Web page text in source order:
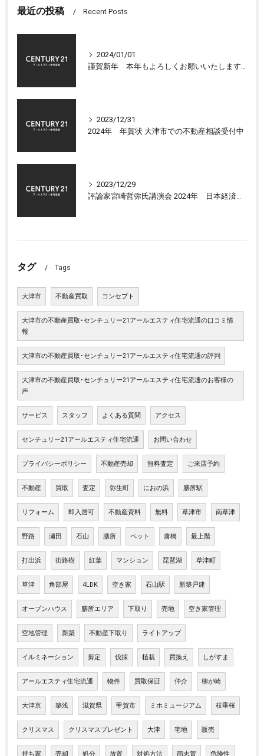
最近の投稿 Recent Posts
2024/01/01
謹賀新年 本年もよろしくお願いいたします 大津市センチュリー21アールエスティ住宅流通
2023/12/31
2024年 年賀状 大津市での不動産相談受付中
2023/12/29
評論家宮崎哲弥氏講演会 2024年 日本経済の展望について
タグ Tags
大津市 不動産買取 コンセプト
大津市の不動産買取･センチュリー21アールエスティ住宅流通の口コミ情
報
大津市の不動産買取･センチュリー21アールエスティ住宅流通の評判
大津市の不動産買取･センチュリー21アールエスティ住宅流通のお客様の
声
サービス スタッフ よくある質問 アクセス
センチュリー21アールエスティ住宅流通 お問い合わせ
プライバシーポリシー 不動産売却 無料査定 ご来店予約
不動産 買取 査定 弥生町 におの浜 膳所駅
リフォーム 即入居可 不動産資料 無料 草津市 南草津
野路 瀬田 石山 膳所 ペット 唐橋 最上階
打出浜 街路樹 紅葉 マンション 琵琶湖 草津町
草津 角部屋 4LDK 空き家 石山駅 新築戸建
オープンハウス 膳所エリア 下取り 売地 空き家管理
空地管理 新築 不動産下取り ライトアップ
イルミネーション 剪定 伐採 植栽 買換え しがすま
アールエスティ住宅流通 物件 買取保証 仲介 柳が崎
大津京 築浅 滋賀県 甲賀市 ミホミュージアム 枝垂桜
クリスマス クリスマスプレゼント 大津 宅地 販売
持ち家 売却 処分 放置 対処方法 南志賀 危険性